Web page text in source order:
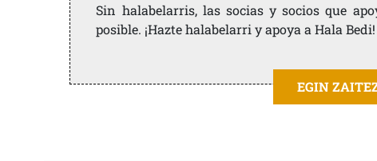
Sin halabelarris, las socias y socios que
posible. ¡Hazte halabelarri y apoya a Hala Bedi!
EGIN